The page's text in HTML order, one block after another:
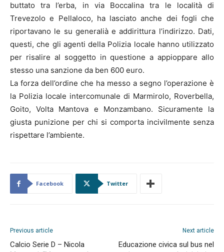
buttato tra l’erba, in via Boccalina tra le località di
Trevezolo e Pellaloco, ha lasciato anche dei fogli che
riportavano le su generalià e addirittura l’indirizzo. Dati,
questi, che gli agenti della Polizia locale hanno utilizzato
per risalire al soggetto in questione a appioppare allo
stesso una sanzione da ben 600 euro.
La forza dell’ordine che ha messo a segno l’operazione è
la Polizia locale intercomunale di Marmirolo, Roverbella,
Goito, Volta Mantova e Monzambano. Sicuramente la
giusta punizione per chi si comporta incivilmente senza
rispettare l’ambiente.
Facebook Twitter
Previous article
Calcio Serie D – Nicola
Next article
Educazione civica sul bus nel